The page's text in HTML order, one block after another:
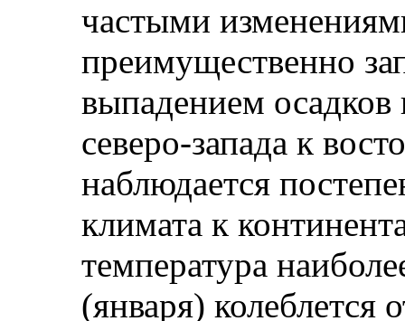
частыми
преимущественно
выпадением
северо-запада к
наблюдается
климата к
температура
(января) колеблется